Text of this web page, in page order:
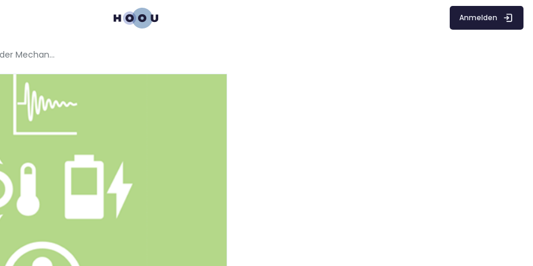
Anmelden
viaMINT: Physik – Grundlagen der Mechanik, Optik, Elektrizität und mehr!